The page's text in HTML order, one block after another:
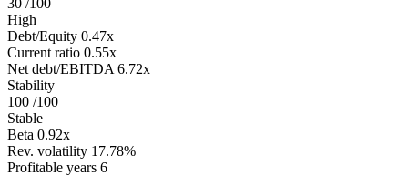
30 /100
High
Debt/Equity 0.47x
Current ratio 0.55x
Net debt/EBITDA 6.72x
Stability
100 /100
Stable
Beta 0.92x
Rev. volatility 17.78%
Profitable years 6